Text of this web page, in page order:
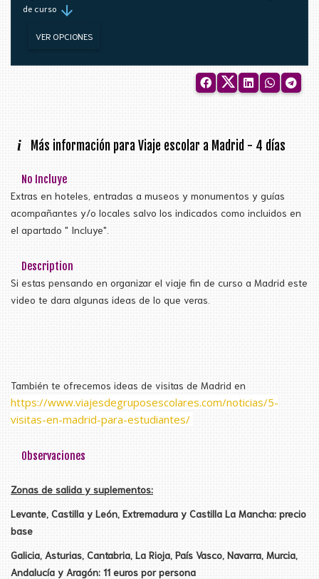
de curso arrow_downward
VER OPCIONES
i Más información para Viaje escolar a Madrid - 4 días
No Incluye
Extras en hoteles, entradas a museos y monumentos y guías
acompañantes y/o locales salvo los indicados como incluidos en
el apartado " Incluye".
Description
Si estas pensando en organizar el viaje fin de curso a Madrid este
video te dara algunas ideas de lo que veras.
También te ofrecemos ideas de visitas de Madrid en
https://www.viajesdegruposescolares.com/noticias/5-
visitas-en-madrid-para-estudiantes/
Observaciones
Zonas de salida y suplementos:
Levante, Castilla y León, Extremadura y Castilla La Mancha: precio
base
Galicia, Asturias, Cantabria, La Rioja, País Vasco, Navarra, Murcia,
Andalucía y Aragón: 11 euros por persona